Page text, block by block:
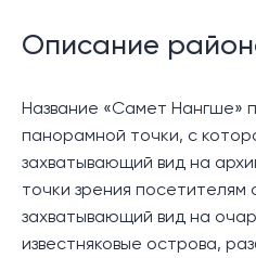
безопасности и
Описание
Название «Самет Нангше»
панорамной точки, с
захватывающий вид на
точки зрения посетителям
захватывающий вид на
известняковые острова,